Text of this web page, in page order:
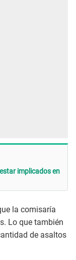
implicados en
la comisaría
Lo que también
de asaltos